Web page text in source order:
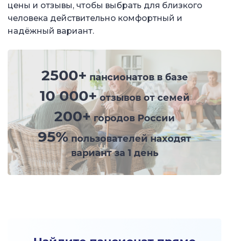
цены и отзывы, чтобы выбрать для близкого
человека действительно комфортный и
надёжный вариант.
2500+ пансионатов в базе
10 000+отзывов от семей
200+городов России
95%пользователей находят
вариант за 1 день